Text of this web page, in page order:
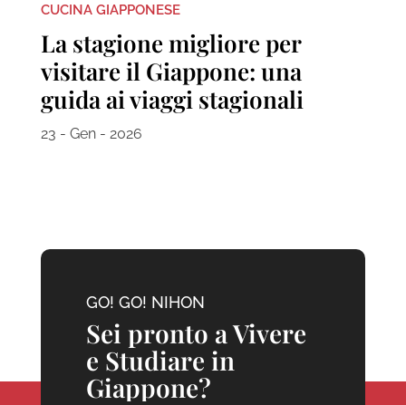
CUCINA GIAPPONESE
La stagione migliore per
visitare il Giappone: una
guida ai viaggi stagionali
23 - Gen - 2026
GO! GO! NIHON
Sei pronto a Vivere
e Studiare in
Giappone?